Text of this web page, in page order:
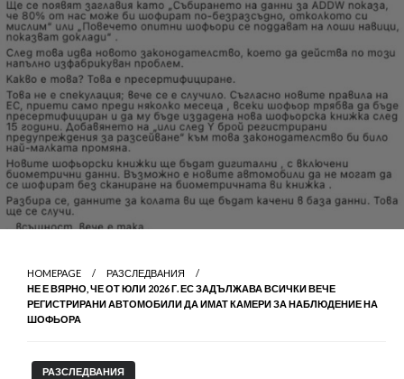
HOMEPAGE
РАЗСЛЕДВАНИЯ
НЕ Е ВЯРНО, ЧЕ ОТ ЮЛИ 2026 Г. ЕС ЗАДЪЛЖАВА ВСИЧКИ ВЕЧЕ
РЕГИСТРИРАНИ АВТОМОБИЛИ ДА ИМАТ КАМЕРИ ЗА НАБЛЮДЕНИЕ НА
ШОФЬОРА
РАЗСЛЕДВАНИЯ